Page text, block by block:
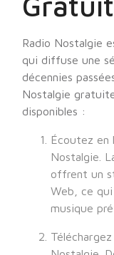
Radio Nostalgie
qui diffuse une
décennies
Nostalgie
disponibles :
Écoutez en
Nostalgie.
offrent un
Web, ce
musique